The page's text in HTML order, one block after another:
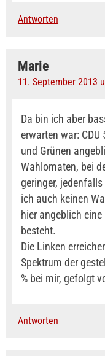
Antworten
Marie
11. September 2013
Da bin ich aber
erwarten war:
und Grünen
Wahlomaten, bei
geringer,
ich auch keinen
hier angeblich
besteht.
Die Linken
Spektrum der
% bei mir, gefolgt
Antworten